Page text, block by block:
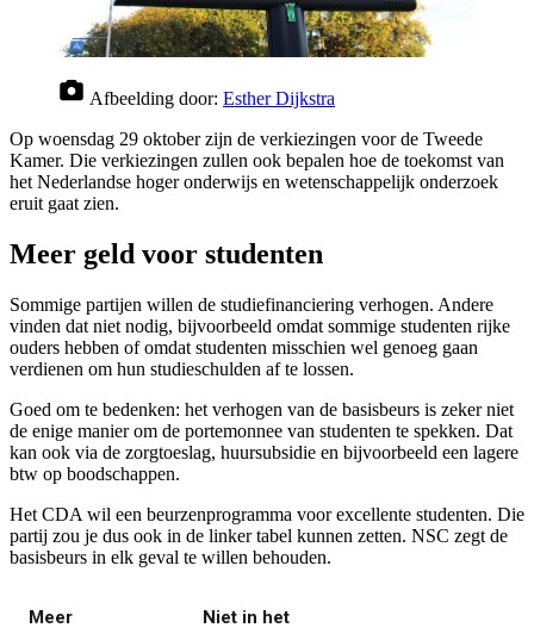
Afbeelding door: Esther Dijkstra
Op woensdag 29 oktober zijn de verkiezingen voor de Tweede
Kamer. Die verkiezingen zullen ook bepalen hoe de toekomst van
het Nederlandse hoger onderwijs en wetenschappelijk onderzoek
eruit gaat zien.
Meer geld voor studenten
Sommige partijen willen de studiefinanciering verhogen. Andere
vinden dat niet nodig, bijvoorbeeld omdat sommige studenten rijke
ouders hebben of omdat studenten misschien wel genoeg gaan
verdienen om hun studieschulden af te lossen.
Goed om te bedenken: het verhogen van de basisbeurs is zeker niet
de enige manier om de portemonnee van studenten te spekken. Dat
kan ook via de zorgtoeslag, huursubsidie en bijvoorbeeld een lagere
btw op boodschappen.
Het CDA wil een beurzenprogramma voor excellente studenten. Die
partij zou je dus ook in de linker tabel kunnen zetten. NSC zegt de
basisbeurs in elk geval te willen behouden.